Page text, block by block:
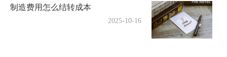
制造费用怎么结转成本
2025-10-16